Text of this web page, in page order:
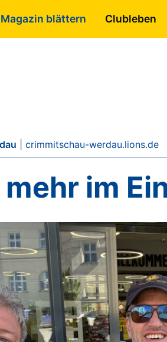
blättern Clubleben
crimmitschau-werdau.lions.de
mehr im